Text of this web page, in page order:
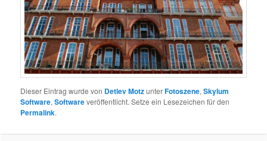
Dieser Eintrag wurde von Detlev MotzunterFotoszene,Skylum
Software,Softwareveröffentlicht. Setze ein Lesezeichen für den
Permalink.